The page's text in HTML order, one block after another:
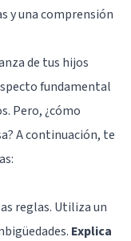
y una comprensión
de tus hijos
fundamental
Pero, ¿cómo
A continuación, te
reglas. Utiliza un
Explica